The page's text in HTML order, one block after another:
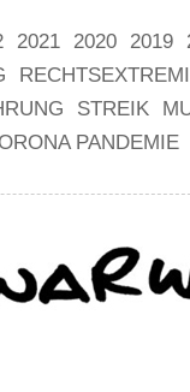
2021 2020 2019
STREIK
PANDEMIE